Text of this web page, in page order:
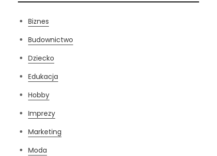
Biznes
Budownictwo
Dziecko
Edukacja
Hobby
Imprezy
Marketing
Moda